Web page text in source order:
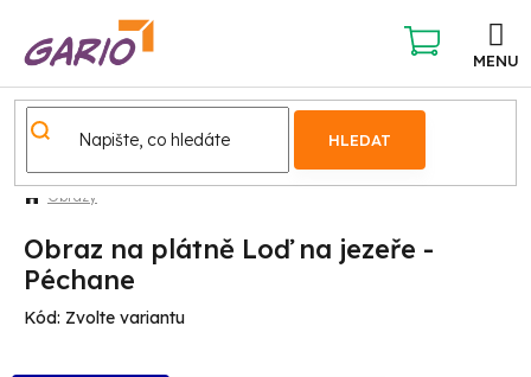
obsah
HLEDAT
NÁKUPNÍ
KOŠÍK
Obrazy
Obraz na plátně Loď na jezeře -
Péchane
Kód: Zvolte variantu